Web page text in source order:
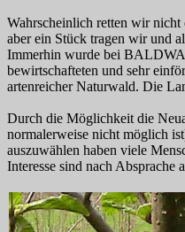
Wahrscheinlich retten wir
aber ein Stück tragen wir und
Immerhin wurde bei
bewirtschafteten und sehr
artenreicher Naturwald. Die
Durch die Möglichkeit die
normalerweise nicht möglich
auszuwählen haben viele
Interesse sind nach Absprache